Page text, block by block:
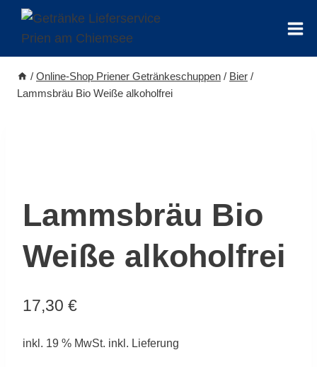
Zum
/ Online-Shop Priener Getränkeschuppen / Bier /
Lammsbräu Bio Weiße alkoholfrei
Lammsbräu Bio
Weiße alkoholfrei
17,30 €
inkl. 19 % MwSt. inkl. Lieferung